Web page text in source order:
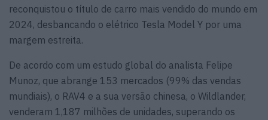
reconquistou o título de carro mais vendido do mundo em
2024, desbancando o elétrico Tesla Model Y por uma
margem estreita.
De acordo com um estudo global do analista Felipe
Munoz, que abrange 153 mercados (99% das vendas
mundiais), o RAV4 e a sua versão chinesa, o Wildlander,
venderam 1,187 milhões de unidades, superando os